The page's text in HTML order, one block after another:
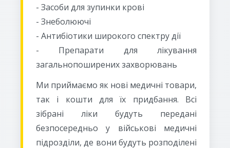
- Засоби для зупинки крові
- Знеболюючі
- Антибіотики широкого спектру дії
- Препарати для лікування
загальнопоширених захворювань
Ми приймаємо як нові медичні товари,
так і кошти для їх придбання. Всі
зібрані ліки будуть передані
безпосередньо у військові медичні
підрозділи, де вони будуть розподілені